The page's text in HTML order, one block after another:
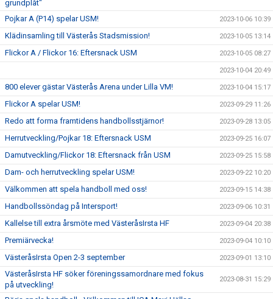
grundplåt"
Pojkar A (P14) spelar USM! 2023-10-06 10:39
Klädinsamling till Västerås Stadsmission! 2023-10-05 13:14
Flickor A / Flickor 16: Eftersnack USM 2023-10-05 08:27
2023-10-04 20:49
800 elever gästar Västerås Arena under Lilla VM! 2023-10-04 15:17
Flickor A spelar USM! 2023-09-29 11:26
Redo att forma framtidens handbollsstjärnor! 2023-09-28 13:05
Herrutveckling/Pojkar 18: Eftersnack USM 2023-09-25 16:07
Damutveckling/Flickor 18: Eftersnack från USM 2023-09-25 15:58
Dam- och herrutveckling spelar USM! 2023-09-22 10:20
Välkommen att spela handboll med oss! 2023-09-15 14:38
Handbollssöndag på Intersport! 2023-09-06 10:31
Kallelse till extra årsmöte med VästeråsIrsta HF 2023-09-04 20:38
Premiärvecka! 2023-09-04 10:10
VästeråsIrsta Open 2-3 september 2023-09-01 13:10
VästeråsIrsta HF söker föreningssamordnare med fokus
på utveckling!
2023-08-31 15:29